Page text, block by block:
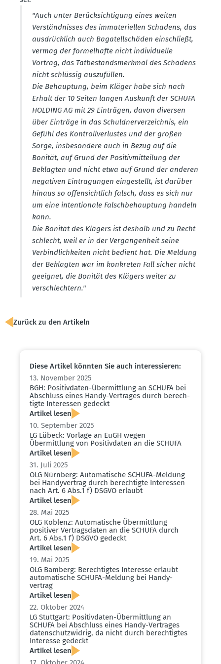
"Auch unter Berück­sich­tigung eines weiten
Verständ­nisses des immate­ri­ellen Schadens, das
ausdrücklich auch Bagatell­schäden einschließt,
vermag der formel­hafte nicht indivi­duelle
Vortrag, das Tatbe­stands­merkmal des Schadens
nicht schlüssig auszu­füllen.
Die Behauptung, beim Kläger habe sich nach
Erhalt der 10 Seiten langen Auskunft der SCHUFA
HOLDING AG mit 29 Einträgen, davon diversen
über Einträge in das Schuld­ner­ver­zeichnis, ein
Gefühl des Kontroll­ver­lustes und der großen
Sorge, insbe­sondere auch in Bezug auf die
Bonität, auf Grund der Positiv­mit­teilung der
Beklagten und nicht etwa auf Grund der anderen
negativen Eintra­gungen einge­stellt, ist darüber
hinaus so offen­sichtlich falsch, dass es sich nur
um eine inten­tionale Falsch­be­hauptung handeln
kann.
Die Bonität des Klägers ist deshalb und zu Recht
schlecht, weil er in der Vergan­genheit seine
Verbind­lich­keiten nicht bedient hat. Die Meldung
der Beklagten war im konkreten Fall sicher nicht
geeignet, die Bonität des Klägers weiter zu
verschlechtern."
Zurück zu den Artikeln
Diese Artikel könnten Sie auch inter­es­sieren:
13. November 2025
BGH: Positiv­daten-Übermittlung an SCHUFA bei
Abschluss eines Handy-Vertrages durch berech­
tigte Inter­essen gedeckt
Artikel lesen
10. September 2025
LG Lübeck: Vorlage an EuGH wegen
Übermittlung von Positiv­daten an die SCHUFA
Artikel lesen
31. Juli 2025
OLG Nürnberg: Automa­tische SCHUFA-Meldung
bei Handy­vertrag durch berech­tigte Inter­essen
nach Art. 6 Abs.1 f) DSGVO erlaubt
Artikel lesen
28. Mai 2025
OLG Koblenz: Automa­tische Übermittlung
positiver Vertrags­daten an die SCHUFA durch
Art. 6 Abs.1 f) DSGVO gedeckt
Artikel lesen
19. Mai 2025
OLG Bamberg: Berech­tigtes Interesse erlaubt
automa­tische SCHUFA-Meldung bei Handy­
vertrag
Artikel lesen
22. Oktober 2024
LG Stuttgart: Positiv­daten-Übermittlung an
SCHUFA bei Abschluss eines Handy-Vertrages
daten­schutz­widrig, da nicht durch berech­tigtes
Interesse gedeckt
Artikel lesen